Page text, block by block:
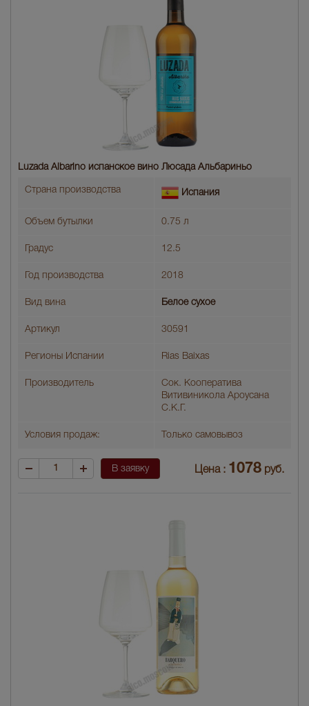
Luzada Albarino испанское вино Люсада Альбариньо
Страна производства Испания
Объем бутылки 0.75 л
Градус 12.5
Год производства 2018
Вид вина Белое сухое
Артикул 30591
Регионы Испании Rias Baixas
Производитель
Сок. Кооператива
Витивиникола Ароусана
С.К.Г.
Условия продаж: Только самовывоз
В заявку Цена : 1078 руб.